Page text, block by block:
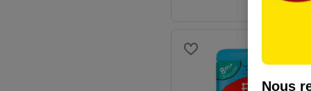
Nous